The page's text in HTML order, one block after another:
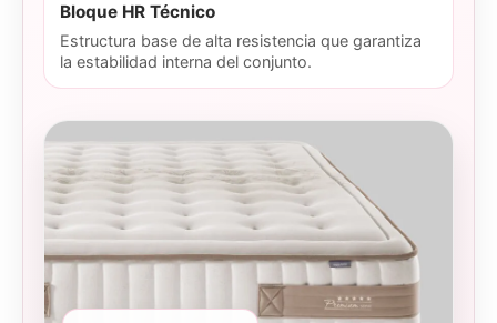
Bloque HR Técnico
Estructura base de alta resistencia que garantiza
la estabilidad interna del conjunto.